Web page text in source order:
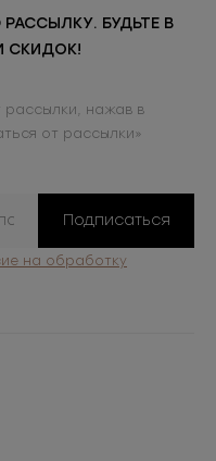
БУДЬТЕ В
СКИДОК!
рассылки, нажав в
от рассылки»
Подписаться
на обработку